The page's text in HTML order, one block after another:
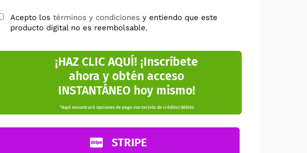
Acepto los términos y condiciones y entiendo que este
producto digital no es reembolsable.
¡HAZ CLIC AQUÍ! ¡Inscríbete
ahora y obtén acceso
INSTANTÁNEO hoy mismo!
*Aquí encontrará opciones de pago con tarjeta de crédito/débito
STRIPE